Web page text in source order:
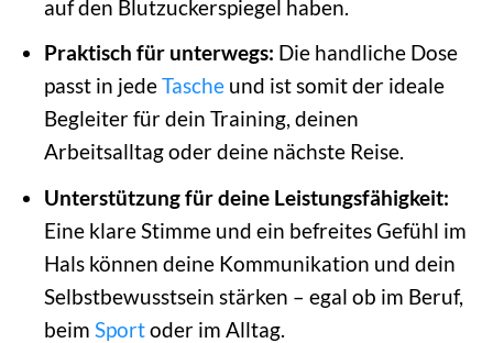
auf den Blutzuckerspiegel haben.
Praktisch für unterwegs: Die handliche Dose
passt in jedeTascheund ist somit der ideale
Begleiter für dein Training, deinen
Arbeitsalltag oder deine nächste Reise.
Unterstützung für deine Leistungsfähigkeit:
Eine klare Stimme und ein befreites Gefühl im
Hals können deine Kommunikation und dein
Selbstbewusstsein stärken – egal ob im Beruf,
beim Sportoder im Alltag.